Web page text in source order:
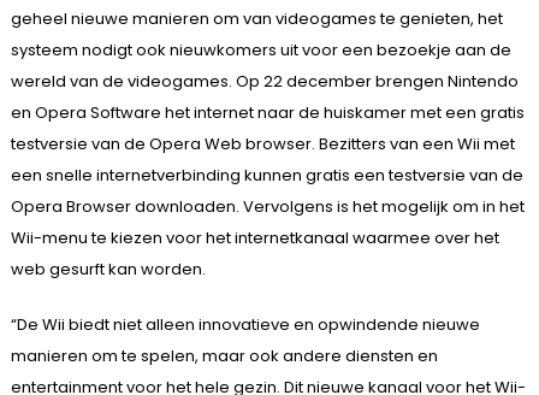
geheel nieuwe manieren om van videogames te genieten, het
systeem nodigt ook nieuwkomers uit voor een bezoekje aan de
wereld van de videogames. Op 22 december brengen Nintendo
en Opera Software het internet naar de huiskamer met een gratis
testversie van de Opera Web browser. Bezitters van een Wii met
een snelle internetverbinding kunnen gratis een testversie van de
Opera Browser downloaden. Vervolgens is het mogelijk om in het
Wii-menu te kiezen voor het internetkanaal waarmee over het
web gesurft kan worden.
“De Wii biedt niet alleen innovatieve en opwindende nieuwe
manieren om te spelen, maar ook andere diensten en
entertainment voor het hele gezin. Dit nieuwe kanaal voor het Wii-